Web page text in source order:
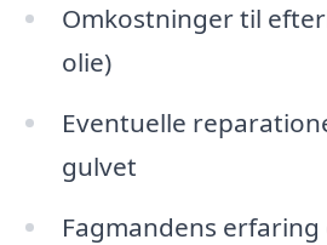
Omkostninger til
olie)
Eventuelle
gulvet
Fagmandens